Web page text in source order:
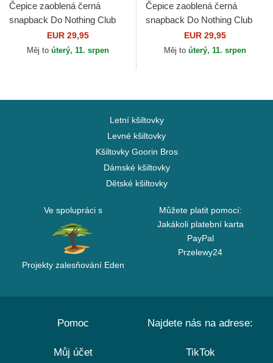
Čepice zaoblená černá
snapback Do Nothing Club
HFT DNC 3.0 Hairy Suede
Djinns
EUR 29,95
Měj to úterý, 11. srpen
Čepice zaoblená černá
snapback Do Nothing Club
HFT DNC 30th Djinns
EUR 29,95
Měj to úterý, 11. srpen
Letní kšiltovky
Levné kšiltovky
Kšiltovky Goorin Bros
Dámské kšiltovky
Dětské kšiltovky
Ve spolupráci s
Projekty zalesňování Eden
Můžete platit pomocí:
Jakákoli platební karta
PayPal
Przelewy24
Pomoc
Můj účet
Najdete nás na adrese:
TikTok